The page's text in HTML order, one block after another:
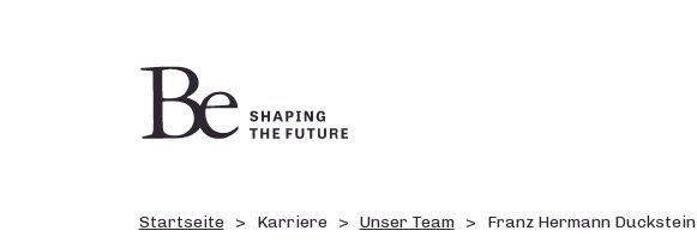
Startseite Karriere Unser Team Franz Hermann Duckstein